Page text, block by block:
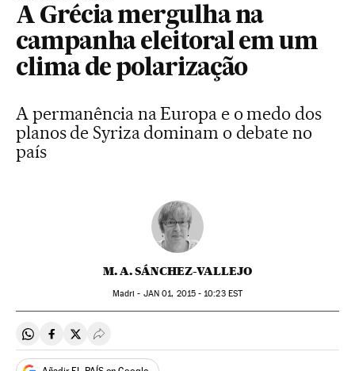
A Grécia mergulha na
campanha eleitoral em um
clima de polarização
A permanência na Europa e o medo dos
planos de Syriza dominam o debate no
país
M. A. SÁNCHEZ-VALLEJO
Madri - JAN 01, 2015 - 10:23EST
Compartir en Whatsapp
Compartir en Facebook
Compartir en Twitter
Desplegar Redes Sociales